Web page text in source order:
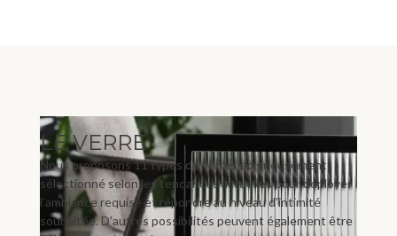
LE VERRE
Nous proposons 11 types de verres soigneusement
sélectionné selon les tendances actuelles pour déployer
l’ambiance requise et répondre au niveau d’intimité
souhaitée. D’autres possibilités peuvent également être